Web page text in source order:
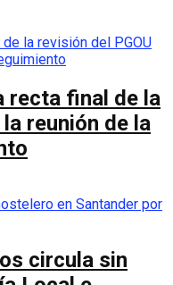
recta final de la
reunión de la
circula sin